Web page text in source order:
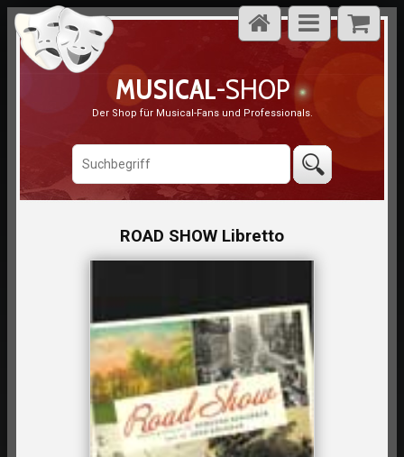
MUSICAL-SHOP
Der Shop für Musical-Fans und Professionals.
ROAD SHOW Libretto